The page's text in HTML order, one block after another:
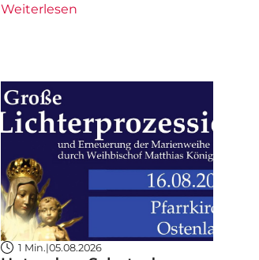
Weiterlesen
1 Min.|05.08.2026